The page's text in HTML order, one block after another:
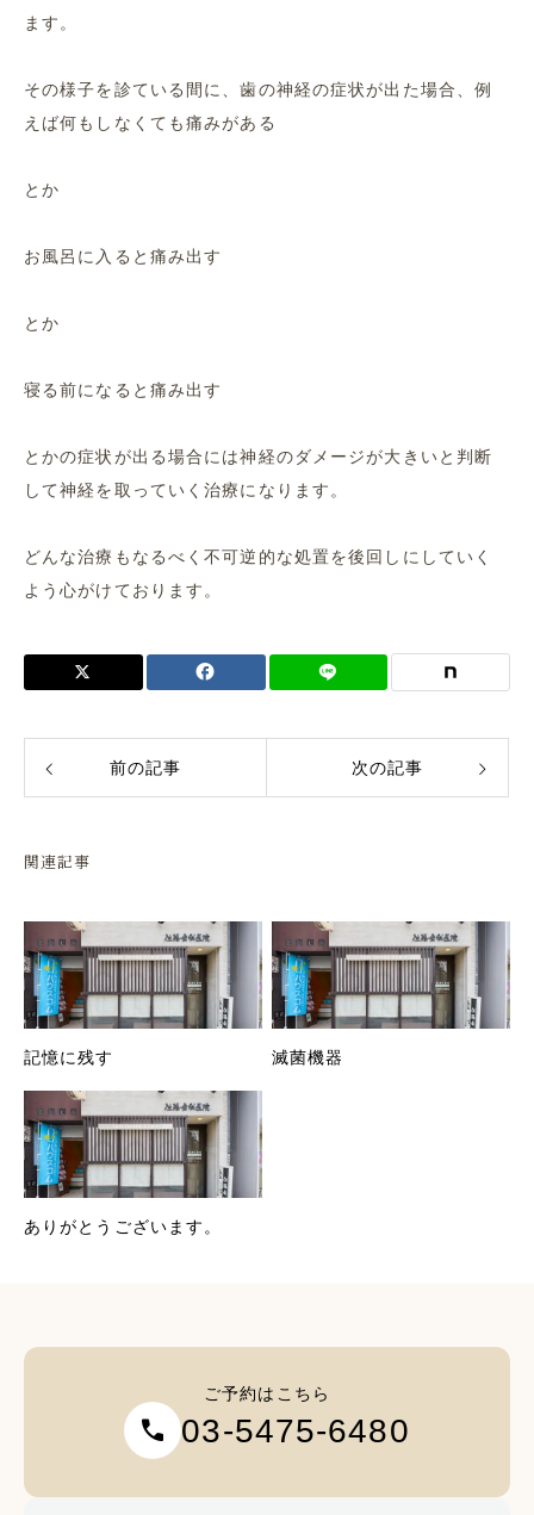
ます。
その様子を診ている間に、歯の神経の症状が出た場合、例
えば何もしなくても痛みがある
とか
お風呂に入ると痛み出す
とか
寝る前になると痛み出す
とかの症状が出る場合には神経のダメージが大きいと判断
して神経を取っていく治療になります。
どんな治療もなるべく不可逆的な処置を後回しにしていく
よう心がけております。
前の記事 次の記事
関連記事
記憶に残す 滅菌機器
ありがとうございます。
ご予約はこちら
call 03-5475-6480